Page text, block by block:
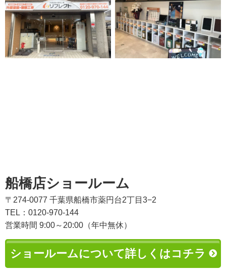
船橋店ショールーム
〒274-0077 千葉県船橋市薬円台2丁目3−2
TEL：0120-970-144
営業時間 9:00～20:00（年中無休）
ショールームについて詳しくはコチラ